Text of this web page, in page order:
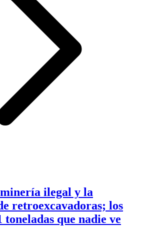
ilegal y la
retroexcavadoras; los
toneladas que nadie ve